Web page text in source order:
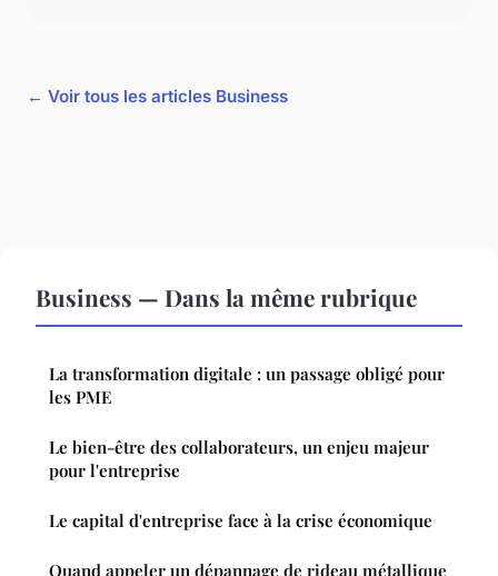
← Voir tous les articles Business
Business — Dans la même rubrique
La transformation digitale : un passage obligé pour
les PME
Le bien-être des collaborateurs, un enjeu majeur
pour l'entreprise
Le capital d'entreprise face à la crise économique
Quand appeler un dépannage de rideau métallique